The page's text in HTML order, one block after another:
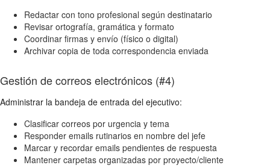
Redactar con tono profesional según destinatario
Revisar ortografía, gramática y formato
Coordinar firmas y envío (físico o digital)
Archivar copia de toda correspondencia enviada
Gestión de correos electrónicos (#4)
Administrar la bandeja de entrada del ejecutivo:
Clasificar correos por urgencia y tema
Responder emails rutinarios en nombre del jefe
Marcar y recordar emails pendientes de respuesta
Mantener carpetas organizadas por proyecto/cliente